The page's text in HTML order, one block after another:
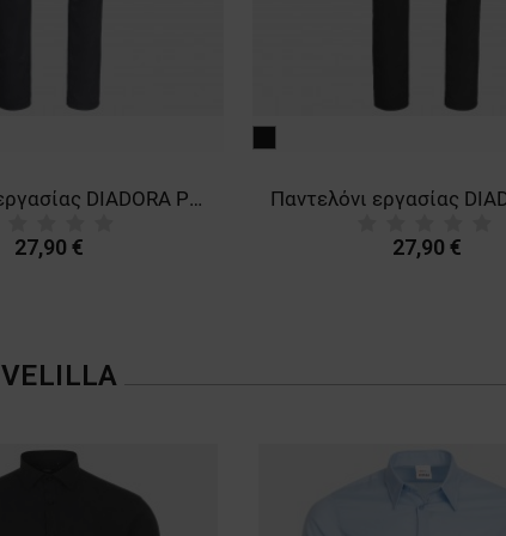
Παντελόνι εργασίας DIADORA POLY STRETCH SMART 2.0 STEEL GREY
27,90 € 27,90 €
VELILLA